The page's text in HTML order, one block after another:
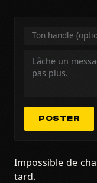
POSTER
Impossible de
tard.